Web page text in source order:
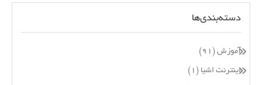
دسته‌بندی‌ها
آموزش (۹۱)
اینترنت اشیا (۱)